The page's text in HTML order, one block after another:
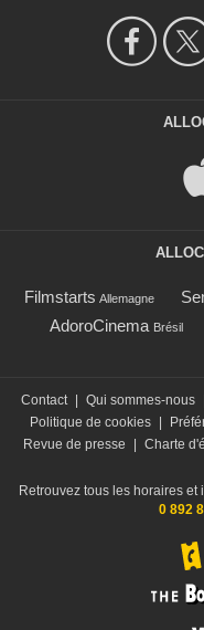
Filmstarts Allemagne
AdoroCinema Brésil
Contact Qui sommes-nous
Politique de cookies
Revue de presse
Charte
Retrouvez tous les horaires
0 892